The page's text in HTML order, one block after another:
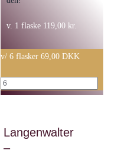
v. 1 flaske 119,00 kr.
v/ 6 flasker 69,00 DKK
Masseria
Pietrosa
Primotivo
Langenwalter
–